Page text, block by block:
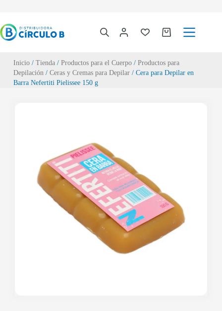
Inicio/ Tienda/ Productos para el Cuerpo/ Productos para
Depilación/ Ceras y Cremas para Depilar/ Cera para Depilar en
Barra Nefertiti Pielissee 150 g